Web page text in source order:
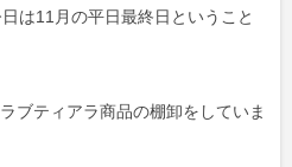
は11月の平日最終日ということ
ブティアラ商品の棚卸をしていま